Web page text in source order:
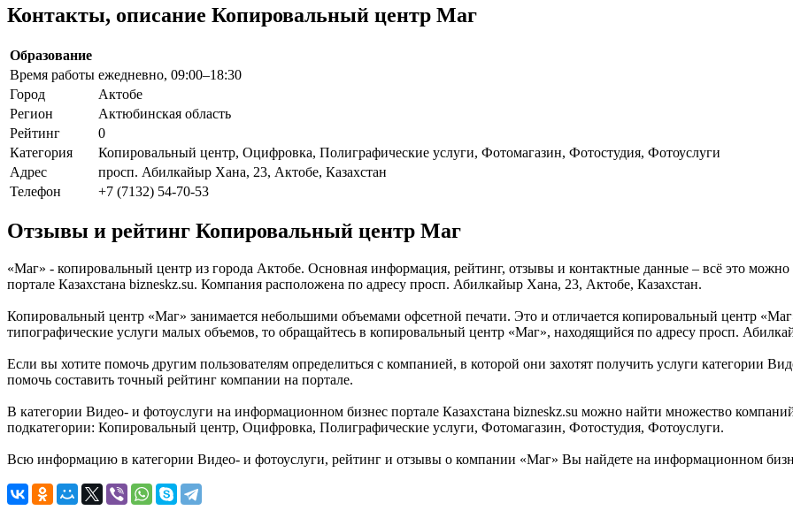
Контакты, описание Копировальный центр Маг
Образование
Время работы ежедневно, 09:00–18:30
Город
Актобе
Регион
Актюбинская область
Рейтинг
0
Категория
Копировальный центр, Оцифровка, Полиграфические услуги, Фотомагазин, Фотостудия, Фотоуслуги
Адрес
просп. Абилкайыр Хана, 23, Актобе, Казахстан
Телефон
+7 (7132) 54-70-53
Отзывы и рейтинг Копировальный центр Маг
«Маг» - копировальный центр из города Актобе. Основная информация, рейтинг, отзывы и контактные данные – всё это
портале Казахстана bizneskz.su. Компания расположена по адресу просп. Абилкайыр Хана, 23, Актобе, Казахстан.
Копировальный центр «Маг» занимается небольшими объемами офсетной печати. Это и отличается копировальный центр
типографические услуги малых объемов, то обращайтесь в копировальный центр «Маг», находящийся по адресу просп.
Если вы хотите помочь другим пользователям определиться с компанией, в которой они захотят получить услуги категории
помочь составить точный рейтинг компании на портале.
В категории Видео- и фотоуслуги на информационном бизнес портале Казахстана bizneskz.su можно найти множество
подкатегории: Копировальный центр, Оцифровка, Полиграфические услуги, Фотомагазин, Фотостудия, Фотоуслуги.
Всю информацию в категории Видео- и фотоуслуги, рейтинг и отзывы о компании «Маг» Вы найдете на информационном